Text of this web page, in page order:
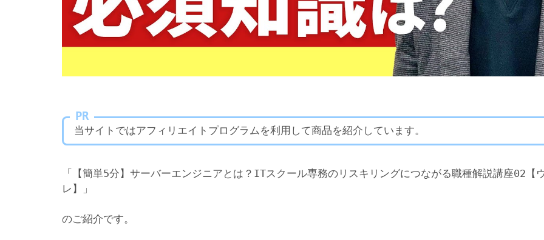
PR
当サイトではアフィリエイトプログラムを利用して商品を紹介しています。
「【簡単5分】サーバーエンジニアとは？ITスクール専務のリスキリングにつながる職種解説講座02【
レ】」
のご紹介です。